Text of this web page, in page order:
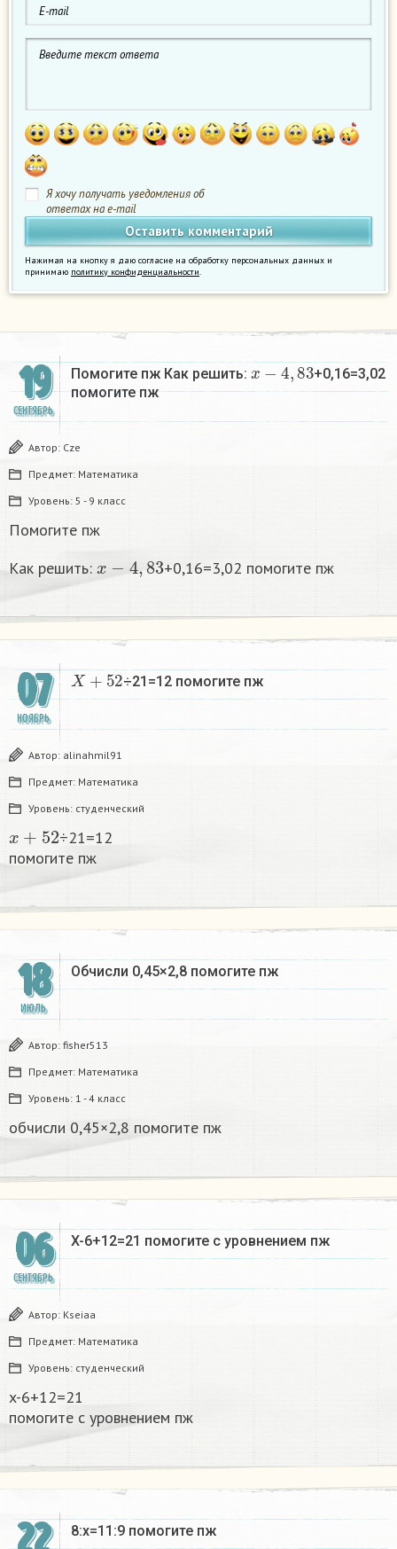
Я хочу получать уведомления об
ответах на e-mail
Нажимая на кнопку я даю согласие на обработку персональных данных и
принимаю политику конфиденциальности.
19
СЕНТЯБРЬ
Помогите пж Как решить:
x−4,83
+0,16=3,02
помогите пж
Автор: Cze
Предмет: Математика
Уровень: 5 - 9 класс
Помогите пж
Как решить:
83
+0,16=3,02 помогите пж
07
НОЯБРЬ
X+52
÷21=12 помогите пж​
Автор: alinahmil91
Предмет: Математика
Уровень: студенческий
52
÷21=12
помогите пж​
18
ИЮЛЬ
Обчисли 0,45×2,8 помогите пж ​
Автор: fisher513
Предмет: Математика
Уровень: 1 - 4 класс
обчисли 0,45×2,8 помогите пж ​
06
СЕНТЯБРЬ
X-6+12=21 помогите с уровнением пж​
Автор: Kseiaa
Предмет: Математика
Уровень: студенческий
x-6+12=21
помогите с уровнением пж​
8:х=11:9 помогите пж